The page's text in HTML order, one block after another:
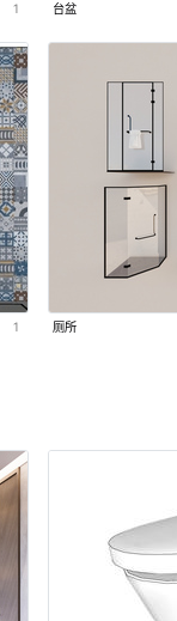
1 台盆
1 厕所